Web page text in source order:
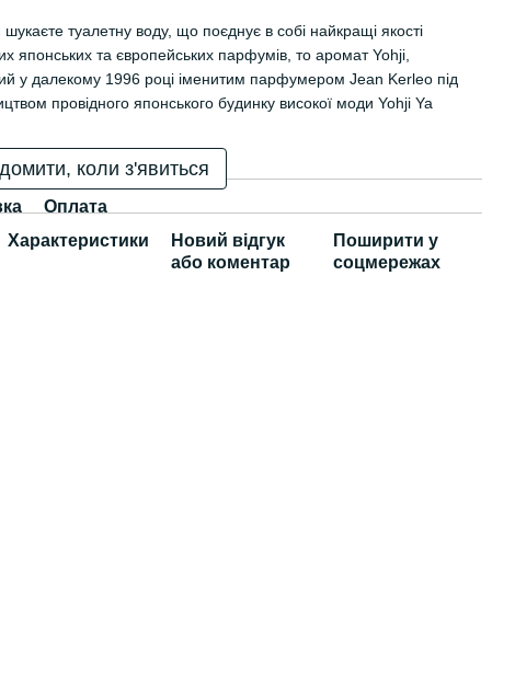
туалетну воду, що поєднує в собі найкращі якості
японських та європейських парфумів, то аромат Yohji,
у далекому 1996 році іменитим парфумером Jean Kerleo під
провідного японського будинку високої моди Yohji Ya
коли з'явиться
Оплата
Характеристики
Новий відгук
або коментар
Поширити у
соцмережах